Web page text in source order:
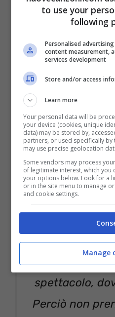
Poi muoviti
e la gente
Porterà le
Testa e testa,
Ho la
Lui vuole
Portiamo in
spettacolo,
Perciò non
to use your
following
Personalised
content measurement,
services development
Store and/or access
Learn more
Your personal data will be
your device (cookies, unique
data) may be stored by,
partners, or used specifically
may use precise geolocation
Some vendors may process
of legitimate interest, which you
your options below. Look for a
or in the site menu to manage
and cookie settings.
Manage